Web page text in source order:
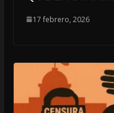
17 febrero, 2026